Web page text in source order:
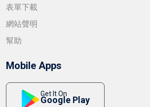
表單下載
網站聲明
幫助
Mobile Apps
Get It On
Google Play